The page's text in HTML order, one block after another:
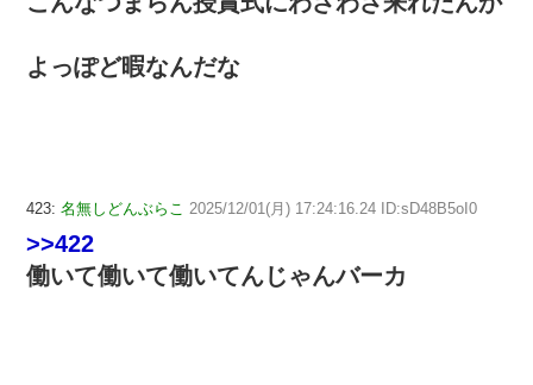
よっぽど暇なんだな
423: 名無しどんぶらこ 2025/12/01(月) 17:24:16.24 ID:sD48B5oI0
>>422
働いて働いて働いてんじゃんバーカ